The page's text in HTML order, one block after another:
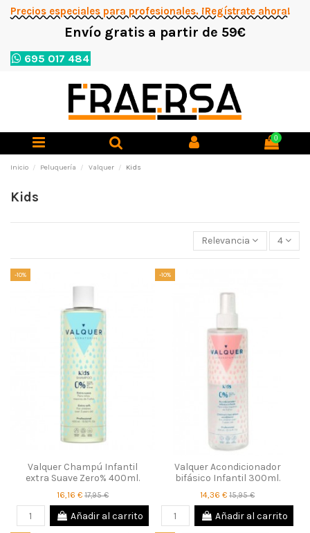
Precios especiales para profesionales. ¡Regístrate ahora!
Envío gratis a partir de 59€
695 017 484
0
Inicio Peluquería Valquer Kids
Kids
Relevancia 4
-10%
Valquer Champú Infantil
extra Suave Zero% 400ml.
16,16 € 17,95 €
Añadir al carrito
-10%
Valquer Acondicionador
bifásico Infantil 300ml.
14,36 € 15,95 €
Añadir al carrito